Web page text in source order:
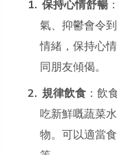
保持心情舒暢
氣、抑鬱會令
情緒，保持心
同朋友傾偈。
規律飲食 ：飲
吃新鮮嘅蔬菜
物。可以適當